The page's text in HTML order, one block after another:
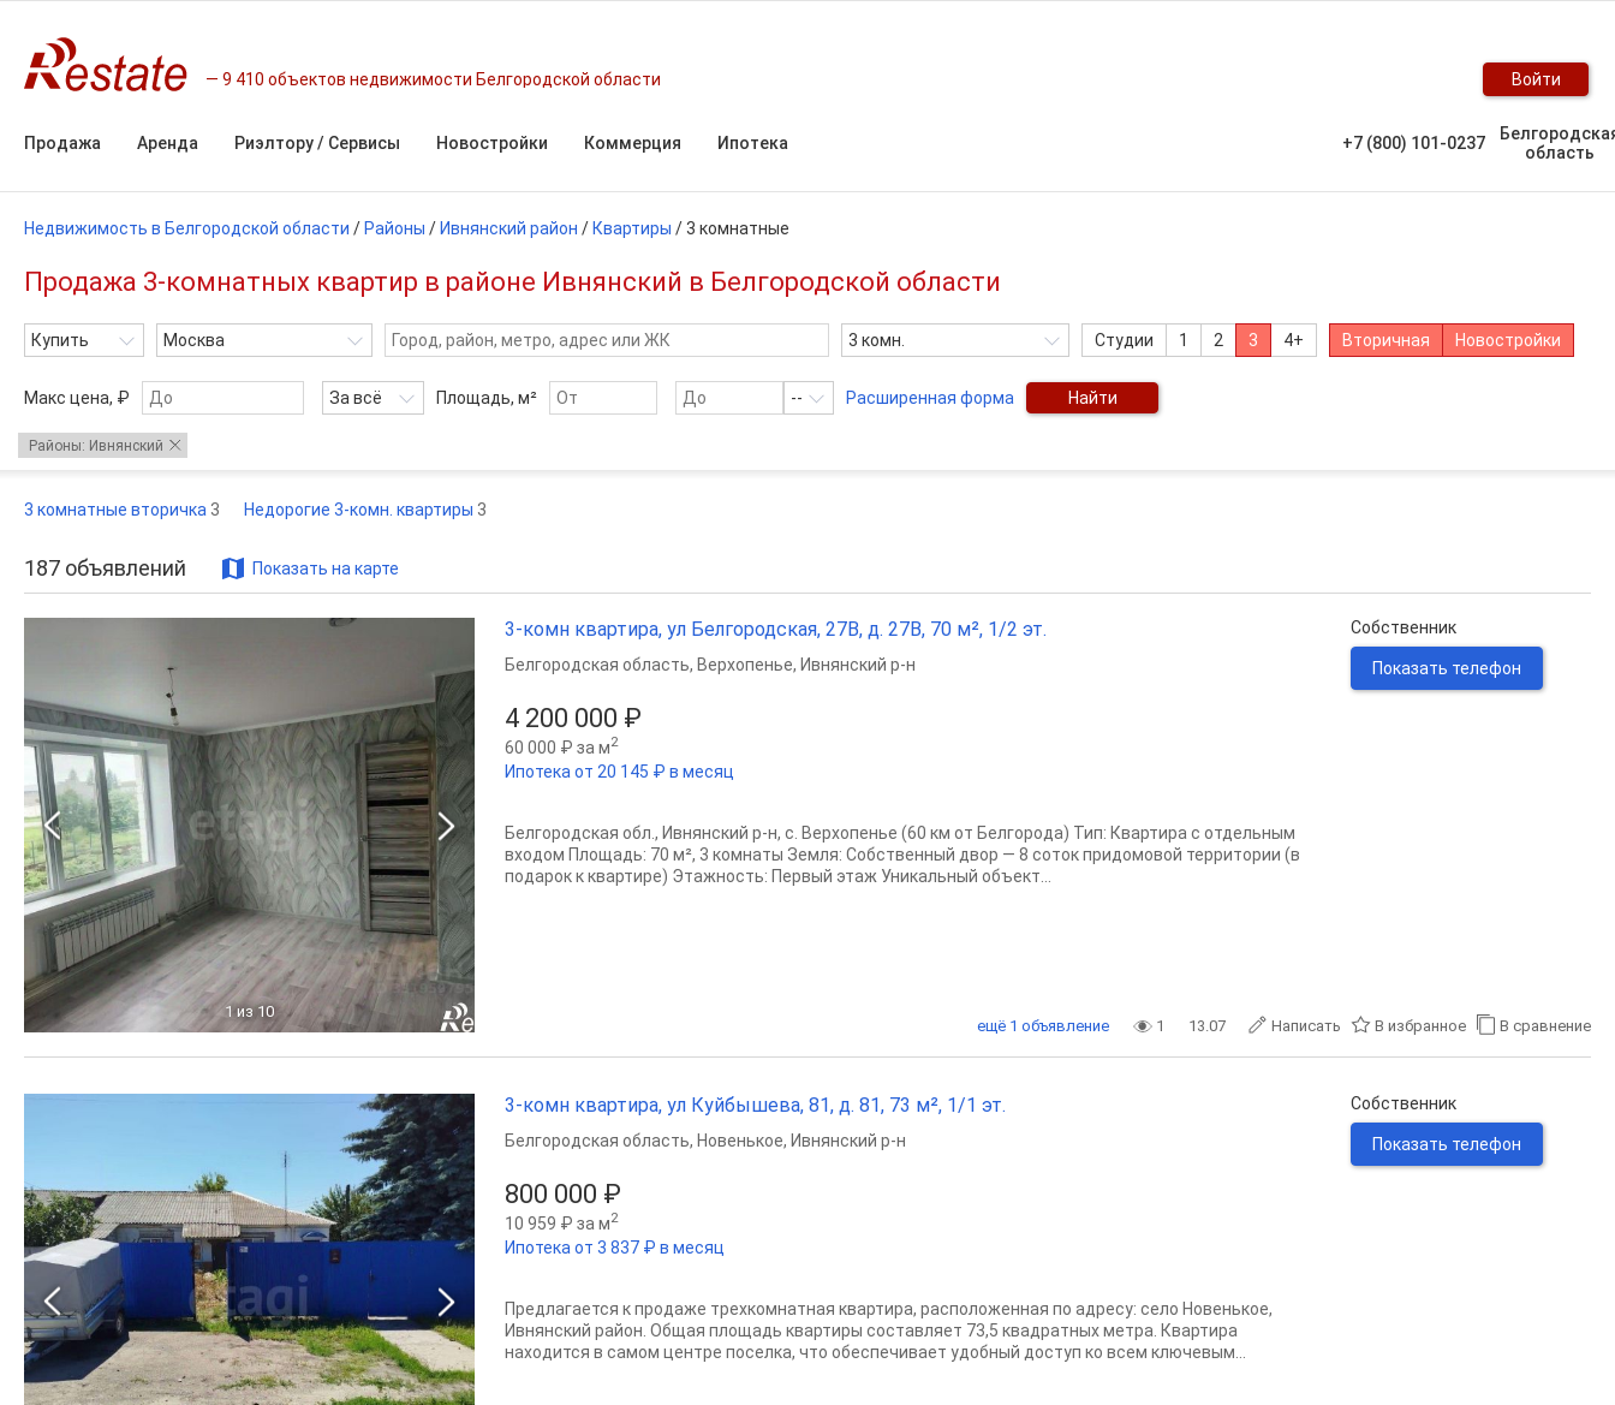
9 410 объектов недвижимости Белгородской области Войти
Продажа Аренда Риэлтору / Сервисы Новостройки Коммерция Ипотека +7 (800) 101-0237
область
Недвижимость в Белгородской области / Районы / Ивнянский район / Квартиры /3 комнатные
Продажа 3-комнатных квартир в районе Ивнянский в Белгородской области
Купить Москва 3 комн. Студии 1 2 3 4+ Вторичная Новостройки
Макс цена, ₽ За всё Площадь, м² -- Расширенная форма Найти
Районы: Ивнянский
3 комнатные вторичка 3 Недорогие 3-комн. квартиры 3
187 объявлений Показать на карте
1 из 10
3-комн квартира, ул Белгородская, 27В, д. 27В, 70 м², 1/2 эт.
4 200 000 ₽
60 000 ₽ за м2
Ипотека от 20 145 ₽ в месяц
Белгородская область, Верхопенье, Ивнянский р-н
Белгородская обл., Ивнянский р-н, с. Верхопенье (60 км от Белгорода) Тип: Квартира с отдельным
входом Площадь: 70 м², 3 комнаты Земля: Собственный двор — 8 соток придомовой территории (в
подарок к квартире) Этажность: Первый этаж Уникальный объект...
Собственник
Показать телефон
1 13.07 Написать В избранное В сравнение
ещё 1 объявление
3-комн квартира, ул Куйбышева, 81, д. 81, 73 м², 1/1 эт.
800 000 ₽
10 959 ₽ за м2
Ипотека от 3 837 ₽ в месяц
Белгородская область, Новенькое, Ивнянский р-н
Предлагается к продаже трехкомнатная квартира, расположенная по адресу: село Новенькое,
Ивнянский район. Общая площадь квартиры составляет 73,5 квадратных метра. Квартира
находится в самом центре поселка, что обеспечивает удобный доступ ко всем ключевым...
Собственник
Показать телефон